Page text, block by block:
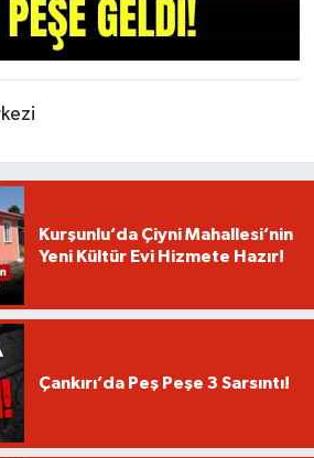
Kurşunlu’da Çiyni Mahallesi’nin
Yeni Kültür Evi Hizmete Hazır!
Çankırı’da Peş Peşe 3 Sarsıntı!